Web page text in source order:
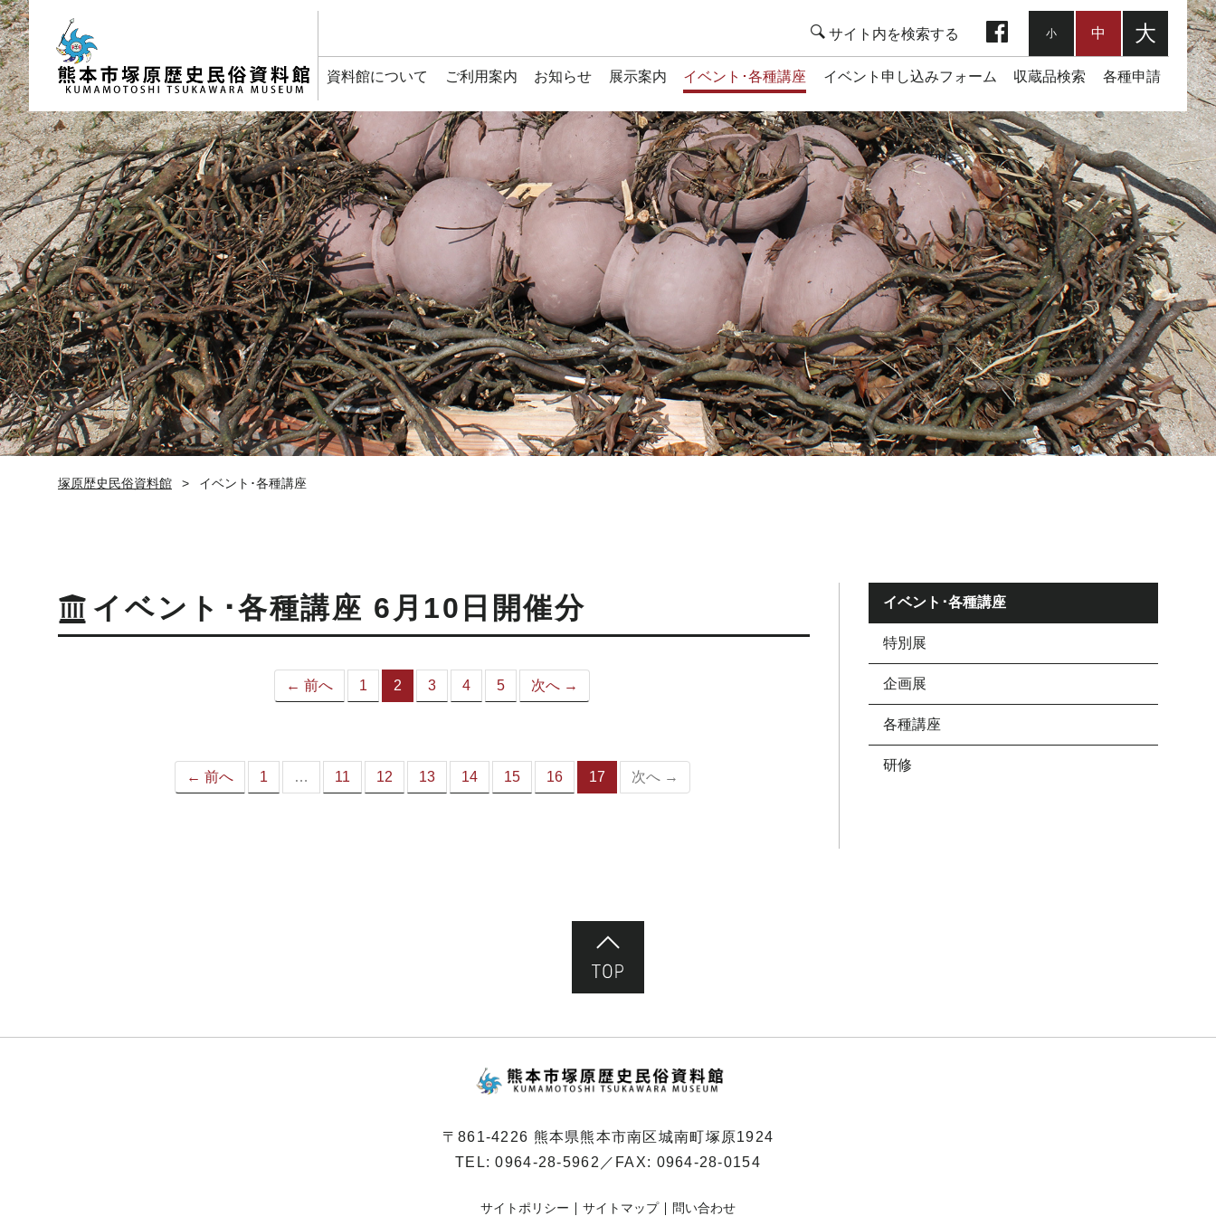
資料館について ご利用案内 お知らせ 展示案内 イベント･各種講座 イベント申し込みフォーム 収蔵品検索 各種申請
小 中 大
塚原歴史民俗資料館 イベント･各種講座
イベント･各種講座 6月10日開催分
← 前へ 1 2
（こ
ジ）
3 4 5 次へ →
← 前へ 1 … 11 12 13 14 15 16 17
（こ次へ →
イベント･各種講座
特別展
企画展
各種講座
研修
〒861-4226 熊本県熊本市南区城南町塚原1924
TEL:0964-28-5962 ／FAX: 0964-28-0154
サイトポリシー サイトマップ 問い合わせ